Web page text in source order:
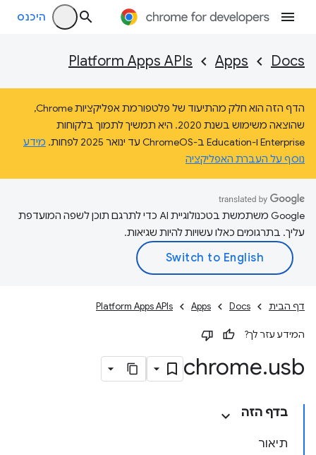
היכנס
Docs
Apps
Platform Apps APIs
הדף הזה הוא חלק מהתיעוד של פלטפורמת אפליקציות Chrome,
שהוצאה משימוש בשנת 2020. היא תמשיך לתמוך בלקוחות
Enterprise ו-Education ב-ChromeOS עד ינואר 2025 לפחות.
מידע
נוסף על העברת האפליקציה
‫Google משתמשת בטכנולוגיית AI כדי לתרגם תוכן לשפה המועדפת
עליך. בתרגומים כאלו עשויות להיות שגיאות.
דף הבית Docs
Apps
Platform Apps APIs
המידע עזר לך?
chrome.usb
בדף הזה
תיאור